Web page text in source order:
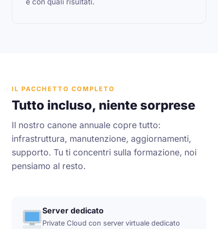
IL PACCHETTO COMPLETO
Tutto incluso, niente sorprese
Il nostro canone annuale copre tutto:
infrastruttura, manutenzione, aggiornamenti,
supporto. Tu ti concentri sulla formazione, noi
pensiamo al resto.
Server dedicato
Private Cloud con server virtuale dedicato